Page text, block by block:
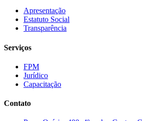
Apresentação
Estatuto Social
Transparência
Serviços
FPM
Jurídico
Capacitação
Contato